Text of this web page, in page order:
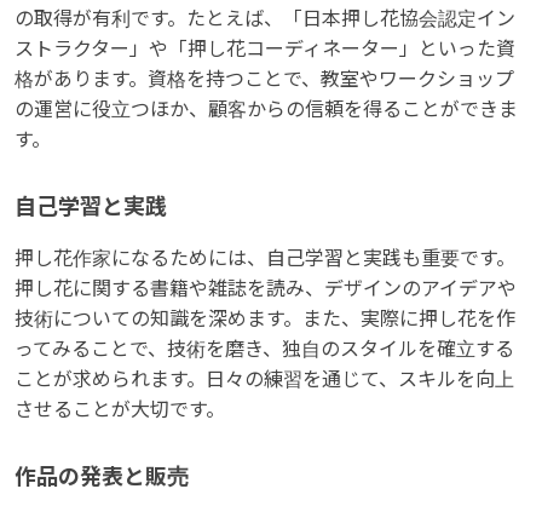
の取得が有利です。たとえば、「日本押し花協会認定イン
ストラクター」や「押し花コーディネーター」といった資
格があります。資格を持つことで、教室やワークショップ
の運営に役立つほか、顧客からの信頼を得ることができま
す。
自己学習と実践
押し花作家になるためには、自己学習と実践も重要です。
押し花に関する書籍や雑誌を読み、デザインのアイデアや
技術についての知識を深めます。また、実際に押し花を作
ってみることで、技術を磨き、独自のスタイルを確立する
ことが求められます。日々の練習を通じて、スキルを向上
させることが大切です。
作品の発表と販売